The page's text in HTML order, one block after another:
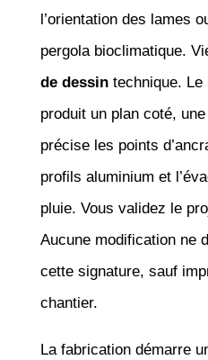
l’orientation des lames
pergola bioclimatique.
de dessintechnique. Le
produit un plan coté,
précise les points
profils aluminium et
pluie. Vous validez le
Aucune modification ne
cette signature, sauf
chantier.
La fabrication démarre